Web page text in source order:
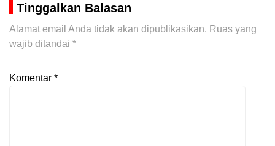
Tinggalkan Balasan
Alamat email Anda tidak akan dipublikasikan. Ruas yang
wajib ditandai *
Komentar *